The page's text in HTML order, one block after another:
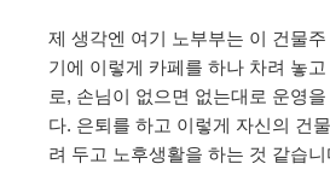
제 생각엔 여기 노부부는 이 건물
기에 이렇게 카페를 하나 차려 놓
로, 손님이 없으면 없는대로 운영
다. 은퇴를 하고 이렇게 자신의 건
려 두고 노후생활을 하는 것 같습니